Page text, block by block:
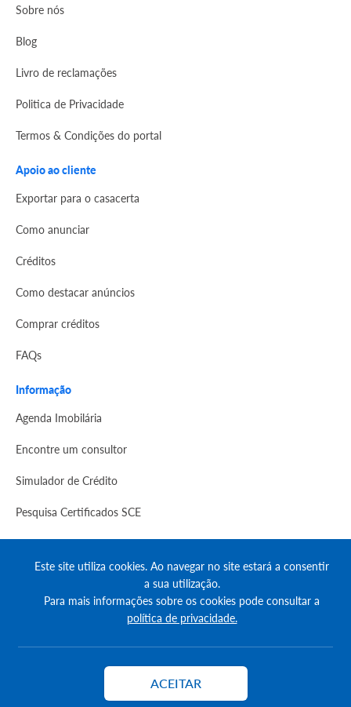
Sobre nós
Blog
Livro de reclamações
Politica de Privacidade
Termos & Condições do portal
Apoio ao cliente
Exportar para o casacerta
Como anunciar
Créditos
Como destacar anúncios
Comprar créditos
FAQs
Informação
Agenda Imobilária
Encontre um consultor
Simulador de Crédito
Pesquisa Certificados SCE
© Copyright 2023 | CASACERTA. All rights reserved
Este site utiliza cookies. Ao navegar no site estará a consentir
a sua utilização.
Para mais informações sobre os cookies pode consultar a
política de privacidade.
ACEITAR